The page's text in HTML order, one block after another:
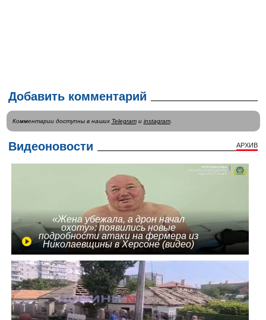
Добавить комментарий
Комментарии доступны в наших Telegramи instagram.
Видеоновости АРХИВ
«Жена убежала, а дрон начал
охоту»: появились новые
подробности атаки на фермера из
Николаевщины в Херсоне (видео)